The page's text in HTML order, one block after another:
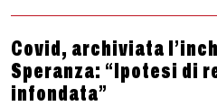
Covid, archiviata
Speranza: “Ipotesi di
infondata”